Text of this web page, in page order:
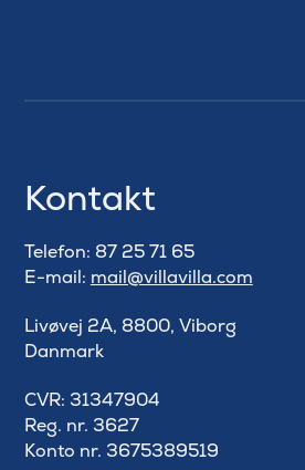
Kontakt
Telefon: 87 25 71 65
E-mail: mail@villavilla.com
Livøvej 2A, 8800, Viborg
Danmark
​CVR: 31347904
Reg. nr. 3627
Konto nr. 3675389519